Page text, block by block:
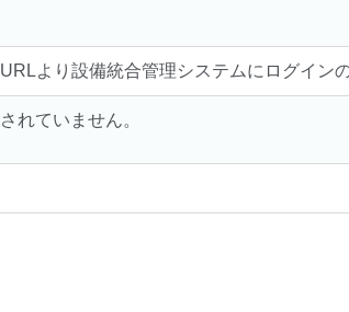
より設備統合管理システムにログイン
れていません。